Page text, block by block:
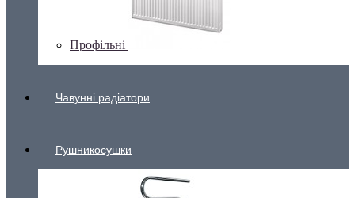
Профільні
Чавунні радіатори
Рушникосушки